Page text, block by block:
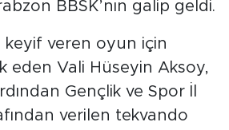
BBSK’nın galip geldi.
keyif veren oyun için
eden Vali Hüseyin Aksoy,
Gençlik ve Spor İl
verilen tekvando